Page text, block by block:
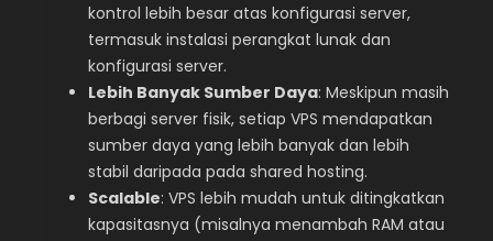
kontrol lebih besar atas konfigurasi server,
termasuk instalasi perangkat lunak dan
konfigurasi server.
Lebih Banyak Sumber Daya: Meskipun masih
berbagi server fisik, setiap VPS mendapatkan
sumber daya yang lebih banyak dan lebih
stabil daripada pada shared hosting.
Scalable: VPS lebih mudah untuk ditingkatkan
kapasitasnya (misalnya menambah RAM atau